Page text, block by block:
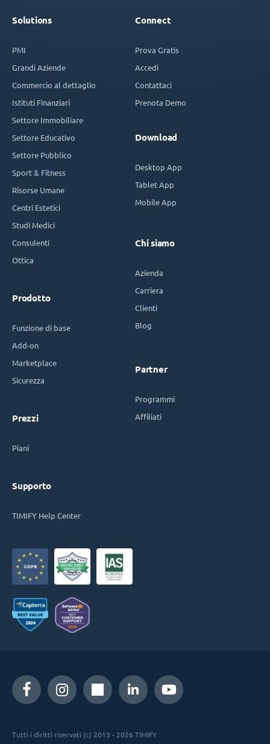
Solutions
PMI
Grandi Aziende
Commercio al dettaglio
Istituti Finanziari
Settore Immobiliare
Settore Educativo
Settore Pubblico
Sport & Fitness
Risorse Umane
Centri Estetici
Studi Medici
Consulenti
Ottica
Prodotto
Funzione di base
Add-on
Marketplace
Sicurezza
Prezzi
Piani
Supporto
TIMIFY Help Center
Connect
Prova Gratis
Accedi
Contattaci
Prenota Demo
Download
Desktop App
Tablet App
Mobile App
Chi siamo
Azienda
Carriera
Clienti
Blog
Partner
Programmi
Affiliati
Tutti i diritti riservati (c) 2013 - 2026 TIMIFY